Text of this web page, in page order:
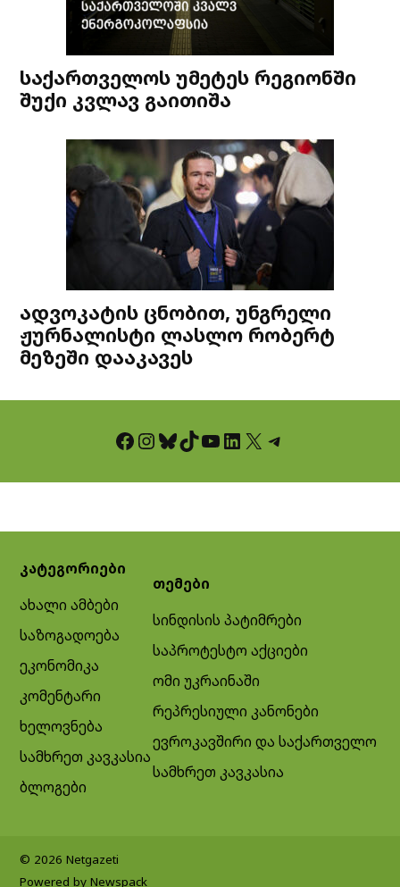
საქართველოს უმეტეს რეგიონში
შუქი კვლავ გაითიშა
ადვოკატის ცნობით, უნგრელი
ჟურნალისტი ლასლო რობერტ
მეზეში დააკავეს
Facebook InstagramBluesky TikTok YouTube LinkedIn X Telegram
კატეგორიები
ახალი ამბები
საზოგადოება
ეკონომიკა
კომენტარი
ხელოვნება
სამხრეთ კავკასია
ბლოგები
თემები
სინდისის პატიმრები
საპროტესტო აქციები
ომი უკრაინაში
რეპრესიული კანონები
ევროკავშირი და საქართველო
სამხრეთ კავკასია
© 2026 Netgazeti
Powered by Newspack